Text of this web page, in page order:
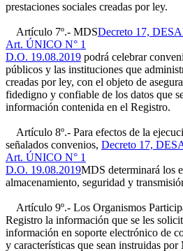
prestaciones sociales creadas por ley.
Artículo 7º.- MDSDecreto 17,
Art. ÚNICO N° 1
D.O. 19.08.2019 podrá celebrar
públicos y las instituciones que
creadas por ley, con el objeto de
fidedigno y confiable de los datos que
información contenida en el Registro.
Artículo 8º.- Para efectos de la
señalados convenios, Decreto 17,
Art. ÚNICO N° 1
D.O. 19.08.2019MDS determinará los
almacenamiento, seguridad y
Artículo 9º.- Los Organismos
Registro la información que se les
información en soporte electrónico de
y características que sean instruidas por